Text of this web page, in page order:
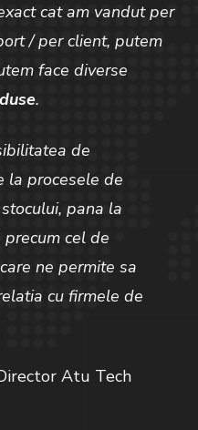
cat am vandut per
/ per client, putem
face diverse
.
de
la procesele de
pana la
cel de
ne permite sa
cu firmele de
Atu Tech